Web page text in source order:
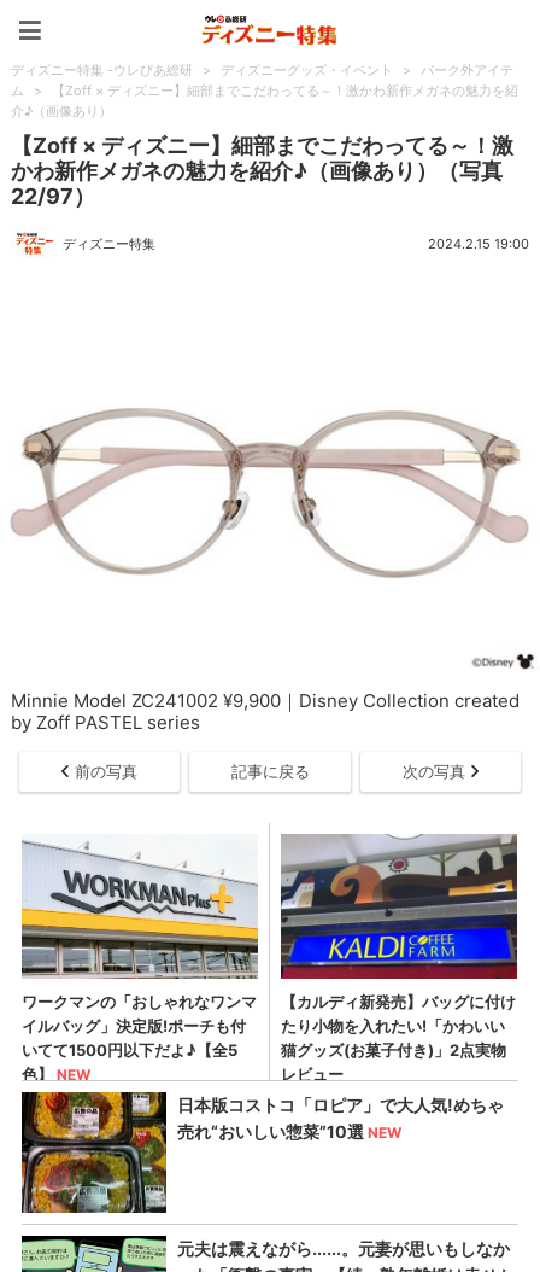
ディズニー特集 -ウレぴあ総研 > ディズニーグッズ・イベント >
パーク外アイテ
ム
>
【Zoff × ディズニー】細部までこだわってる～！激かわ新作メガネの魅力を紹
介♪（画像あり）
【Zoff × ディズニー】細部までこだわってる～！激
かわ新作メガネの魅力を紹介♪（画像あり）（写真
22/97）
ディズニー特集 2024.2.15 19:00
Minnie Model ZC241002 ¥9,900｜Disney Collection created
by Zoff PASTEL series
前の写真 記事に戻る 次の写真